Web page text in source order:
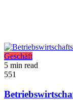
Geschäft
5 min read
551